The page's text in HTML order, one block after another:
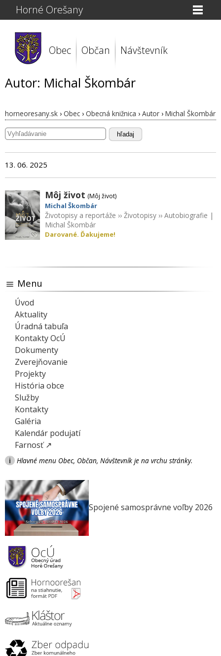
Horné Orešany
Obec Občan Návštevník
Autor: Michal Škombár
horneoresany.sk › Obec › Obecná knižnica › Autor › Michal Škombár
hľadaj
13. 06. 2025
Môj život (Môj život)
Michal Škombár
Životopisy a reportáže ›› Životopisy›› Autobiografie |
Michal Škombár
Darované. Ďakujeme!
Menu
Úvod
Aktuality
Úradná tabuľa
Kontakty OcÚ
Dokumenty
Zverejňovanie
Projekty
História obce
Služby
Kontakty
Galéria
Kalendár podujatí
Farnosť ↗
i Hlavné menu Obec, Občan, Návštevník je na vrchu stránky.
Spojené samosprávne voľby 2026